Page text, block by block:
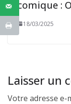
comique :
18/03/2025
Laisser un
Votre adresse e-